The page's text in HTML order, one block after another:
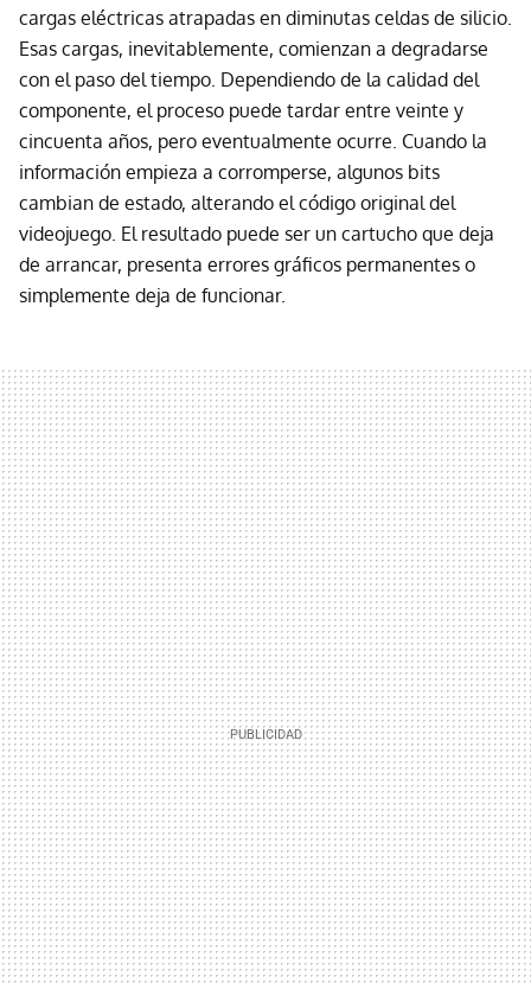
cargas eléctricas atrapadas en diminutas celdas de silicio.
Esas cargas, inevitablemente, comienzan a degradarse
con el paso del tiempo. Dependiendo de la calidad del
componente, el proceso puede tardar entre veinte y
cincuenta años, pero eventualmente ocurre. Cuando la
información empieza a corromperse, algunos bits
cambian de estado, alterando el código original del
videojuego. El resultado puede ser un cartucho que deja
de arrancar, presenta errores gráficos permanentes o
simplemente deja de funcionar.